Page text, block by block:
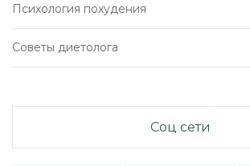
Психология похудения
Советы диетолога
Соц сети